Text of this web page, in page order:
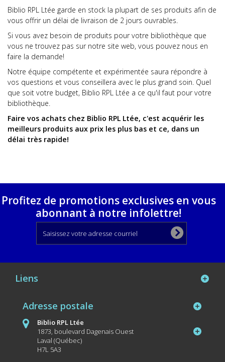
Biblio RPL Ltée garde en stock la plupart de ses produits afin de
vous offrir un délai de livraison de 2 jours ouvrables.
Si vous avez besoin de produits pour votre bibliothèque que
vous ne trouvez pas sur notre site web, vous pouvez nous en
faire la demande!
Notre équipe compétente et expérimentée saura répondre à
vos questions et vous conseillera avec le plus grand soin. Quel
que soit votre budget, Biblio RPL Ltée a ce qu'il faut pour votre
bibliothèque.
Faire vos achats chez Biblio RPL Ltée, c'est acquérir les
meilleurs produits aux prix les plus bas et ce, dans un
délai très rapide!
Profitez de promotions exclusives en vous
abonnant à notre infolettre!
Liens
Adresse postale
Biblio RPL Ltée
1873, boulevard Dagenais Ouest
Laval (Québec)
H7L 5A3